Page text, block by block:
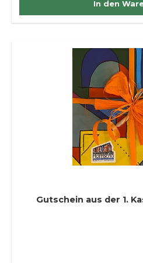
In den
Gutschein aus der 1.